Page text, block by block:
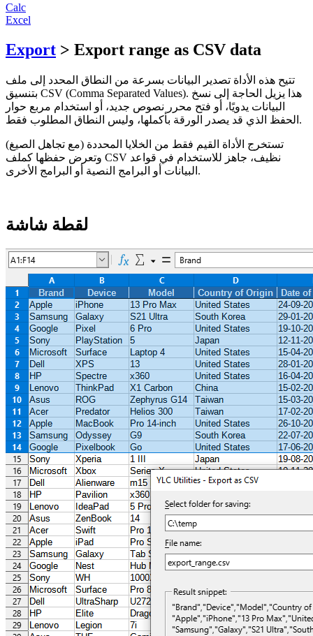
Calc
Excel
Export > Export range as CSV data
تتيح هذه الأداة تصدير البيانات بسرعة من النطاق المحدد إلى ملف
بتنسيق CSV (Comma Separated Values). هذا يزيل الحاجة إلى نسخ
البيانات يدويًا، أو فتح محرر نصوص جديد، أو استخدام مربع حوار
الحفظ الذي قد يصدر الورقة بأكملها، وليس النطاق المطلوب فقط.
تستخرج الأداة القيم فقط من الخلايا المحددة (مع تجاهل الصيغ)
وتعرض حفظها كملف CSV نظيف، جاهز للاستخدام في قواعد
البيانات أو البرامج النصية أو البرامج الأخرى.
لقطة شاشة